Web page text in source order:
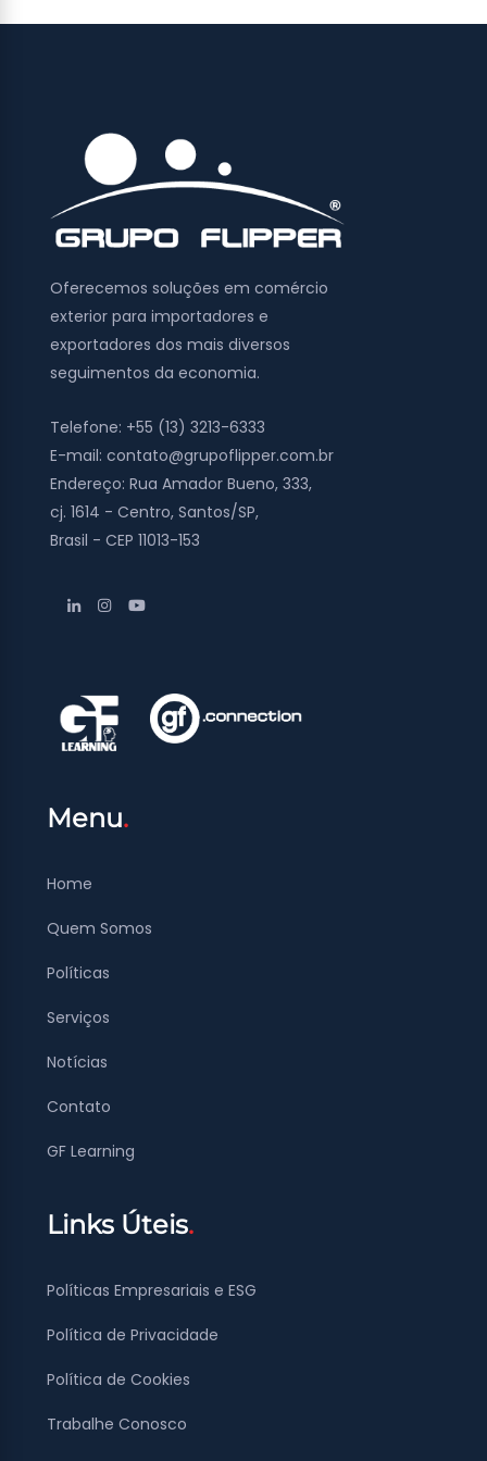
Oferecemos soluções em comércio
exterior para importadores e
exportadores dos mais diversos
seguimentos da economia.
Telefone: +55 (13) 3213-6333
E-mail: contato@grupoflipper.com.br
Endereço: Rua Amador Bueno, 333,
cj. 1614 - Centro, Santos/SP,
Brasil - CEP 11013-153
Menu
Home
Quem Somos
Políticas
Serviços
Notícias
Contato
GF Learning
Links Úteis
Políticas Empresariais e ESG
Política de Privacidade
Política de Cookies
Trabalhe Conosco